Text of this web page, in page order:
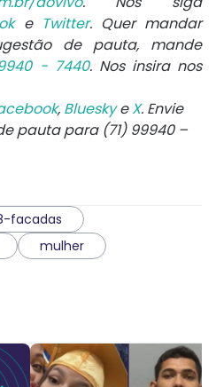
e Twitter. Quer mandar
de pauta, mande
- 7440. Nos insira nos
, BlueskyeX. Envie
pauta para (71) 99940 –
facadas
mulher